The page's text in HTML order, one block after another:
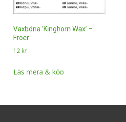
Vaxböna ‘Kinghorn Wax’ –
Fröer
12 kr
Läs mera & köp